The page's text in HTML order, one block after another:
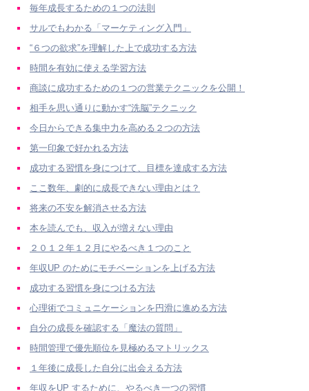
毎年成長するための１つの法則
サルでもわかる「マーケティング入門」
“６つの欲求”を理解した上で成功する方法
時間を有効に使える学習方法
商談に成功するための１つの営業テクニックを公開！
相手を思い通りに動かす“洗脳”テクニック
今日からできる集中力を高める２つの方法
第一印象で好かれる方法
成功する習慣を身につけて、目標を達成する方法
ここ数年、劇的に成長できない理由とは？
将来の不安を解消させる方法
本を読んでも、収入が増えない理由
２０１２年１２月にやるべき１つのこと
年収UP のためにモチベーションを上げる方法
成功する習慣を身につける方法
心理術でコミュニケーションを円滑に進める方法
自分の成長を確認する「魔法の質問」
時間管理で優先順位を見極めるマトリックス
１年後に成長した自分に出会える方法
年収をUP するために、やるべき一つの習慣